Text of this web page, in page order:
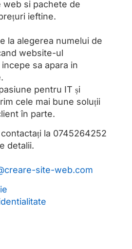
web si pachete de
ieftine.
la alegerea numelui de
website-ul
sa apara in
pentru IT și
cele mai bune soluții
în parte.
la 0745264252
detalii.
site-web.com